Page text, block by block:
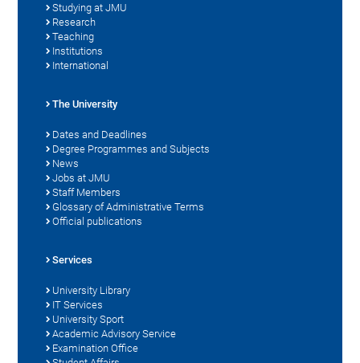
Studying at JMU
Research
Teaching
Institutions
International
The University
Dates and Deadlines
Degree Programmes and Subjects
News
Jobs at JMU
Staff Members
Glossary of Administrative Terms
Official publications
Services
University Library
IT Services
University Sport
Academic Advisory Service
Examination Office